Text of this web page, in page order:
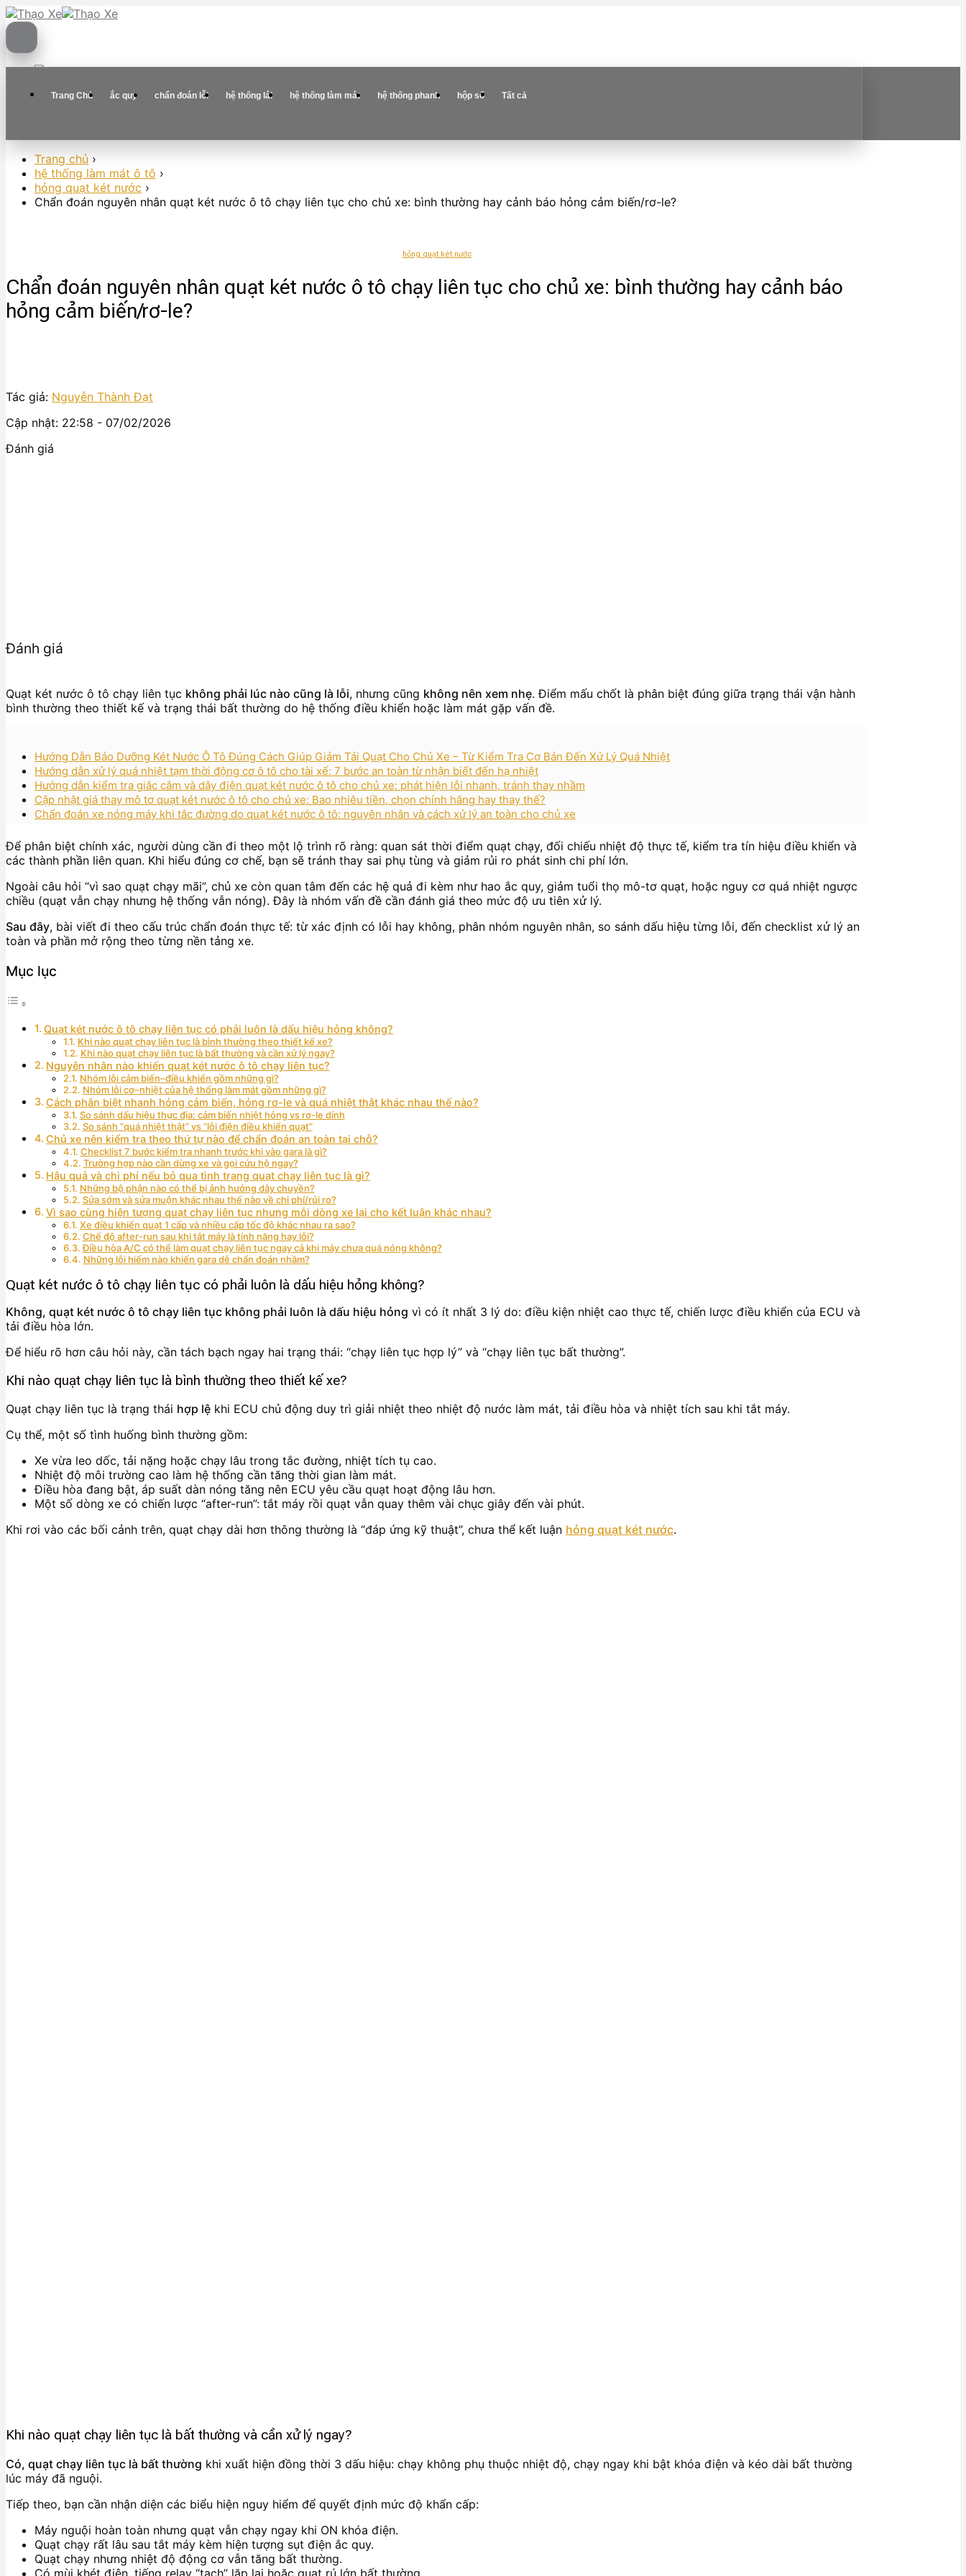
Skip
to
Trang Chủ ắc quy chẩn đoán lỗi hệ thống lái hệ thống làm mát hệ thống phanh hộp số Tất cả
Trang chủ ›
hệ thống làm mát ô tô ›
hỏng quạt két nước ›
Chẩn đoán nguyên nhân quạt két nước ô tô chạy liên tục cho chủ xe: bình thường hay cảnh báo hỏng cảm biến/rơ-le?
hỏng quạt két nước
Chẩn đoán nguyên nhân quạt két nước ô tô chạy liên tục cho chủ xe: bình thường hay cảnh báo
hỏng cảm biến/rơ-le?
Tác giả: Nguyễn Thành Đạt
Cập nhật: 22:58 - 07/02/2026
Đánh giá
Đánh giá
Quạt két nước ô tô chạy liên tục không phải lúc nào cũng là lỗi, nhưng cũng không nên xem nhẹ. Điểm mấu chốt là phân biệt đúng giữa trạng thái vận hành
bình thường theo thiết kế và trạng thái bất thường do hệ thống điều khiển hoặc làm mát gặp vấn đề.
Hướng Dẫn Bảo Dưỡng Két Nước Ô Tô Đúng Cách Giúp Giảm Tải Quạt Cho Chủ Xe – Từ Kiểm Tra Cơ Bản Đến Xử Lý Quá Nhiệt
Hướng dẫn xử lý quá nhiệt tạm thời động cơ ô tô cho tài xế: 7 bước an toàn từ nhận biết đến hạ nhiệt
Hướng dẫn kiểm tra giắc cắm và dây điện quạt két nước ô tô cho chủ xe: phát hiện lỗi nhanh, tránh thay nhầm
Cập nhật giá thay mô tơ quạt két nước ô tô cho chủ xe: Bao nhiêu tiền, chọn chính hãng hay thay thế?
Chẩn đoán xe nóng máy khi tắc đường do quạt két nước ô tô: nguyên nhân và cách xử lý an toàn cho chủ xe
Để phân biệt chính xác, người dùng cần đi theo một lộ trình rõ ràng: quan sát thời điểm quạt chạy, đối chiếu nhiệt độ thực tế, kiểm tra tín hiệu điều khiển và
các thành phần liên quan. Khi hiểu đúng cơ chế, bạn sẽ tránh thay sai phụ tùng và giảm rủi ro phát sinh chi phí lớn.
Ngoài câu hỏi “vì sao quạt chạy mãi”, chủ xe còn quan tâm đến các hệ quả đi kèm như hao ắc quy, giảm tuổi thọ mô-tơ quạt, hoặc nguy cơ quá nhiệt ngược
chiều (quạt vẫn chạy nhưng hệ thống vẫn nóng). Đây là nhóm vấn đề cần đánh giá theo mức độ ưu tiên xử lý.
Sau đây, bài viết đi theo cấu trúc chẩn đoán thực tế: từ xác định có lỗi hay không, phân nhóm nguyên nhân, so sánh dấu hiệu từng lỗi, đến checklist xử lý an
toàn và phần mở rộng theo từng nền tảng xe.
Mục lục
Quạt két nước ô tô chạy liên tục có phải luôn là dấu hiệu hỏng không?
Khi nào quạt chạy liên tục là bình thường theo thiết kế xe?
Khi nào quạt chạy liên tục là bất thường và cần xử lý ngay?
Nguyên nhân nào khiến quạt két nước ô tô chạy liên tục?
Nhóm lỗi cảm biến–điều khiển gồm những gì?
Nhóm lỗi cơ–nhiệt của hệ thống làm mát gồm những gì?
Cách phân biệt nhanh hỏng cảm biến, hỏng rơ-le và quá nhiệt thật khác nhau thế nào?
So sánh dấu hiệu thực địa: cảm biến nhiệt hỏng vs rơ-le dính
So sánh “quá nhiệt thật” vs “lỗi điện điều khiển quạt”
Chủ xe nên kiểm tra theo thứ tự nào để chẩn đoán an toàn tại chỗ?
Checklist 7 bước kiểm tra nhanh trước khi vào gara là gì?
Trường hợp nào cần dừng xe và gọi cứu hộ ngay?
Hậu quả và chi phí nếu bỏ qua tình trạng quạt chạy liên tục là gì?
Những bộ phận nào có thể bị ảnh hưởng dây chuyền?
Sửa sớm và sửa muộn khác nhau thế nào về chi phí/rủi ro?
Vì sao cùng hiện tượng quạt chạy liên tục nhưng mỗi dòng xe lại cho kết luận khác nhau?
Xe điều khiển quạt 1 cấp và nhiều cấp tốc độ khác nhau ra sao?
Chế độ after-run sau khi tắt máy là tính năng hay lỗi?
Điều hòa A/C có thể làm quạt chạy liên tục ngay cả khi máy chưa quá nóng không?
Những lỗi hiếm nào khiến gara dễ chẩn đoán nhầm?
Quạt két nước ô tô chạy liên tục có phải luôn là dấu hiệu hỏng không?
Không, quạt két nước ô tô chạy liên tục không phải luôn là dấu hiệu hỏng vì có ít nhất 3 lý do: điều kiện nhiệt cao thực tế, chiến lược điều khiển của ECU và
tải điều hòa lớn.
Để hiểu rõ hơn câu hỏi này, cần tách bạch ngay hai trạng thái: “chạy liên tục hợp lý” và “chạy liên tục bất thường”.
Khi nào quạt chạy liên tục là bình thường theo thiết kế xe?
Quạt chạy liên tục là trạng thái hợp lệ khi ECU chủ động duy trì giải nhiệt theo nhiệt độ nước làm mát, tải điều hòa và nhiệt tích sau khi tắt máy.
Cụ thể, một số tình huống bình thường gồm:
Xe vừa leo dốc, tải nặng hoặc chạy lâu trong tắc đường, nhiệt tích tụ cao.
Nhiệt độ môi trường cao làm hệ thống cần tăng thời gian làm mát.
Điều hòa đang bật, áp suất dàn nóng tăng nên ECU yêu cầu quạt hoạt động lâu hơn.
Một số dòng xe có chiến lược “after-run”: tắt máy rồi quạt vẫn quay thêm vài chục giây đến vài phút.
Khi rơi vào các bối cảnh trên, quạt chạy dài hơn thông thường là “đáp ứng kỹ thuật”, chưa thể kết luận hỏng quạt két nước.
Khi nào quạt chạy liên tục là bất thường và cần xử lý ngay?
Có, quạt chạy liên tục là bất thường khi xuất hiện đồng thời 3 dấu hiệu: chạy không phụ thuộc nhiệt độ, chạy ngay khi bật khóa điện và kéo dài bất thường
lúc máy đã nguội.
Tiếp theo, bạn cần nhận diện các biểu hiện nguy hiểm để quyết định mức độ khẩn cấp:
Máy nguội hoàn toàn nhưng quạt vẫn chạy ngay khi ON khóa điện.
Quạt chạy rất lâu sau tắt máy kèm hiện tượng sụt điện ắc quy.
Quạt chạy nhưng nhiệt độ động cơ vẫn tăng bất thường.
Có mùi khét điện, tiếng relay “tạch” lặp lại hoặc quạt rú lớn bất thường.